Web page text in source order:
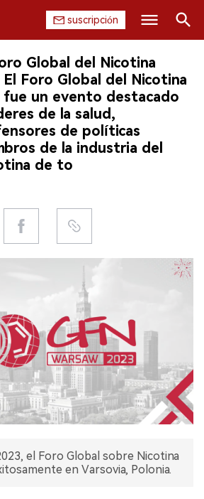
suscripción
Buscar
Global del Nicotina
Foro Global del Nicotina
fue un evento destacado
de la salud,
de políticas
de la industria del
de to
el Foro Global sobre Nicotina
en Varsovia, Polonia.